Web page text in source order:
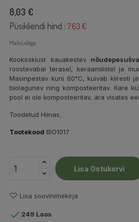
8,03 €
Püsikliendi hind : 7.63 €
Maksudega
Kookoskiust kauakestev nõudepesu
roostevabal terasel, keraamilistel ja
Masinpestav kuni 60°C, kuivab kiiresti
biolagunev ning komposteeritav. Kare
pool ei ole komposteeritav, ära visates
Toodetud Hiinas.
Tootekood BIO1017
Lisa Ostukorvi
Lisa soovinimekirja
 249 Laos